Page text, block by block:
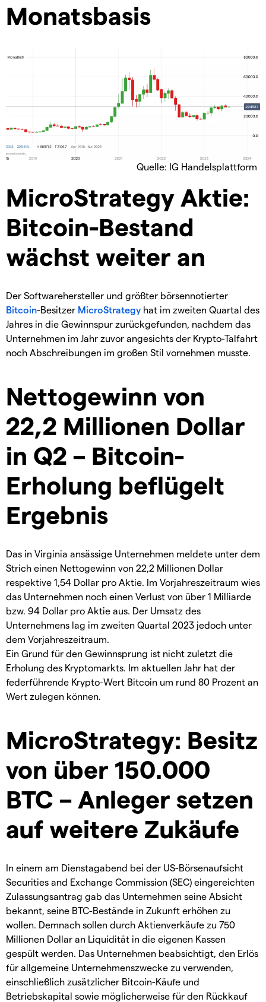
Monatsbasis
Quelle: IG Handelsplattform
MicroStrategy Aktie:
Bitcoin-Bestand
wächst weiter an
Der Softwarehersteller und größter börsennotierter
Bitcoin-Besitzer MicroStrategy hat im zweiten Quartal des
Jahres in die Gewinnspur zurückgefunden, nachdem das
Unternehmen im Jahr zuvor angesichts der Krypto-Talfahrt
noch Abschreibungen im großen Stil vornehmen musste.
Nettogewinn von
22,2 Millionen Dollar
in Q2 – Bitcoin-
Erholung beflügelt
Ergebnis
Das in Virginia ansässige Unternehmen meldete unter dem
Strich einen Nettogewinn von 22,2 Millionen Dollar
respektive 1,54 Dollar pro Aktie. Im Vorjahreszeitraum wies
das Unternehmen noch einen Verlust von über 1 Milliarde
bzw. 94 Dollar pro Aktie aus. Der Umsatz des
Unternehmens lag im zweiten Quartal 2023 jedoch unter
dem Vorjahreszeitraum.
Ein Grund für den Gewinnsprung ist nicht zuletzt die
Erholung des Kryptomarkts. Im aktuellen Jahr hat der
federführende Krypto-Wert Bitcoin um rund 80 Prozent an
Wert zulegen können.
MicroStrategy: Besitz
von über 150.000
BTC – Anleger setzen
auf weitere Zukäufe
In einem am Dienstagabend bei der US-Börsenaufsicht
Securities and Exchange Commission (SEC) eingereichten
Zulassungsantrag gab das Unternehmen seine Absicht
bekannt, seine BTC-Bestände in Zukunft erhöhen zu
wollen. Demnach sollen durch Aktienverkäufe zu 750
Millionen Dollar an Liquidität in die eigenen Kassen
gespült werden. Das Unternehmen beabsichtigt, den Erlös
für allgemeine Unternehmenszwecke zu verwenden,
einschließlich zusätzlicher Bitcoin-Käufe und
Betriebskapital sowie möglicherweise für den Rückkauf